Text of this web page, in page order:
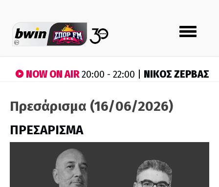
Toggle
navigation
NOW ON AIR20:00 - 22:00 | ΝΙΚΟΣ ΖΕΡΒΑΣ
Πρεσάρισμα (16/06/2026)
ΠΡΕΣΑΡΙΣΜΑ